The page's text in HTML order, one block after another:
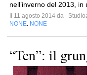
nell’inverno del 2013, in
Il 11 agosto 2014 da
NONE NONE
“Ten”: il